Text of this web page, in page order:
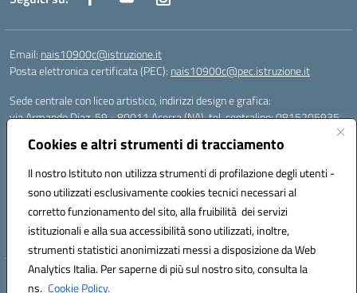
Cookies e altri strumenti di tracciamento
Il nostro Istituto non utilizza strumenti di profilazione degli utenti -
sono utilizzati esclusivamente cookies tecnici necessari al
corretto funzionamento del sito, alla fruibilità dei servizi
istituzionali e alla sua accessibilità sono utilizzati, inoltre,
strumenti statistici anonimizzati messi a disposizione da Web
Analytics Italia. Per saperne di più sul nostro sito, consulta la
ns. Cookie Policy.
Email: nais10900c@istruzione.it
Posta elettronica certificata (PEC): nais10900c@pec.istruzione.it
Sede centrale con liceo artistico, indirizzi design e grafica:
via Armando Diaz, 59 - 80011 Acerra (NA), tel. centralino: 0815205935
via T. Campanella, 80011 Acerra (NA), tel/fax: 0818850905
Sede succursale con liceo musicale:
via S. Pellico, 80011 Acerra (NA), tel: 08119660921
Email: nais10900c@istruzione.it | PEC: nais10900c@pec.istruzione.it |
Nome Ufficio PA: Uff_eFatturaPA | Codice Univoco ufficio: UFOYYV |
C.Fisc: 93056740637
Hosting & Powered by 3D Solution S.r.l.